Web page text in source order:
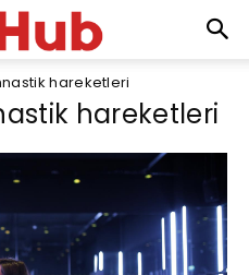
hareketleri
hareketleri